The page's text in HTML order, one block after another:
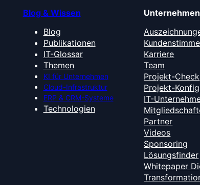
Blog & Wissen
Blog
Publikationen
IT-Glossar
Themen
KI für Unternehmen
Cloud-Infrastruktur
ERP & CRM-Systeme
Technologien
Unternehmen
Karriere
Team
Projekt-Check
Projekt-
IT-
Partner
Videos
Sponsoring
Lösungsfinder
Whitepaper